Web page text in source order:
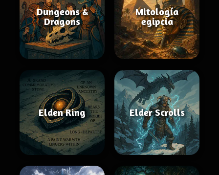
Dungeons &
Dragons
Mitología
egipcia
Elden Ring Elder Scrolls